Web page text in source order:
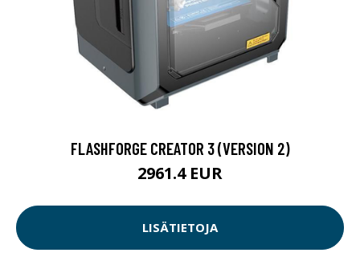
FLASHFORGE CREATOR 3 (VERSION 2)
2961.4 EUR
LISÄTIETOJA